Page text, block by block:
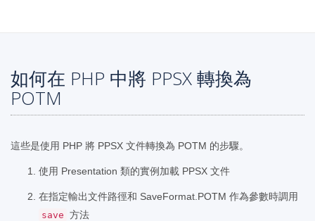
如何在 PHP 中將 PPSX 轉換為
POTM
這些是使用 PHP 將 PPSX 文件轉換為 POTM 的步驟。
使用 Presentation 類的實例加載 PPSX 文件
在指定輸出文件路徑和 SaveFormat.POTM 作為參數時調用
save 方法